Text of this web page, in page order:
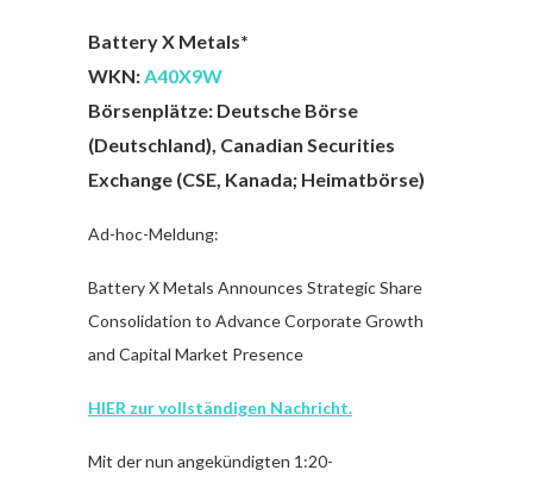
Battery X Metals*
WKN:A40X9W
Börsenplätze: Deutsche Börse
(Deutschland), Canadian Securities
Exchange (CSE, Kanada; Heimatbörse)
Ad-hoc-Meldung:
Battery X Metals Announces Strategic Share
Consolidation to Advance Corporate Growth
and Capital Market Presence
HIER zur vollständigen Nachricht.
Mit der nun angekündigten 1:20-